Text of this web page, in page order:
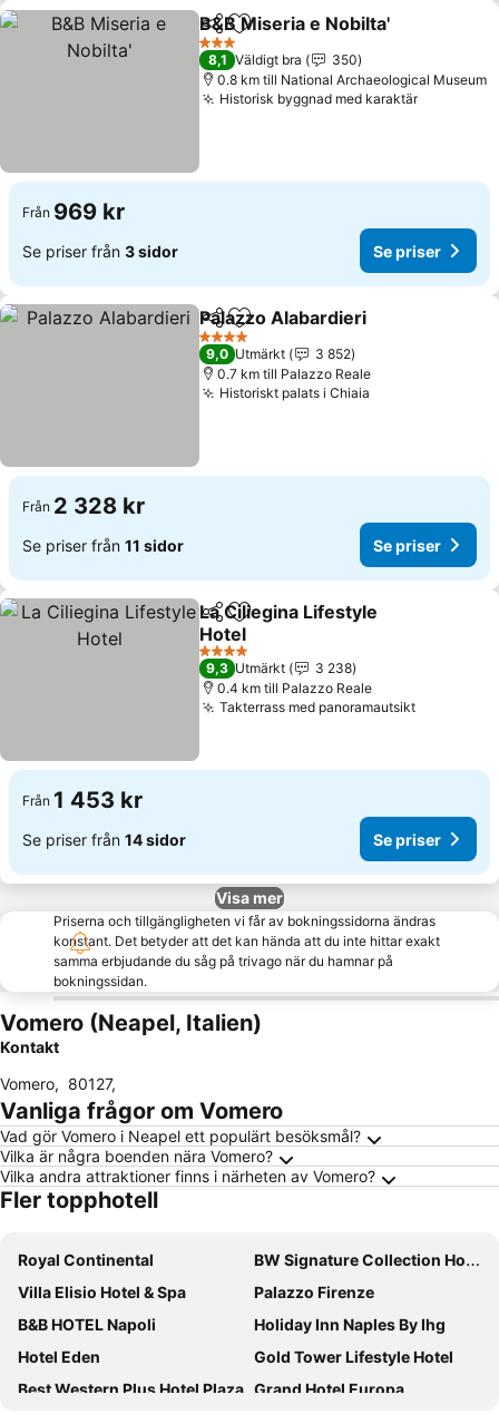
Dela Lägg till i Mina Favoriter
B&B Miseria e Nobilta'
3 Stjärnor
8,1 Väldigt bra
350
0.8 km till National Archaeological Museum
Historisk byggnad med karaktär
Från 969 kr
Se priser från 3 sidor Se priser
Dela Lägg till i Mina Favoriter
Palazzo Alabardieri
4 Stjärnor
9,0 Utmärkt
3 852
0.7 km till Palazzo Reale
Historiskt palats i Chiaia
Från 2 328 kr
Se priser från 11 sidor Se priser
Dela Lägg till i Mina Favoriter
La Ciliegina Lifestyle
Hotel
4 Stjärnor
9,3 Utmärkt
3 238
0.4 km till Palazzo Reale
Takterrass med panoramautsikt
Från 1 453 kr
Se priser från 14 sidor Se priser
Visa mer
Priserna och tillgängligheten vi får av bokningssidorna ändras
konstant. Det betyder att det kan hända att du inte hittar exakt
samma erbjudande du såg på trivago när du hamnar på
bokningssidan.
Vomero (Neapel, Italien)
Kontakt
Vomero, 80127,
Vanliga frågor om Vomero
Vad gör Vomero i Neapel ett populärt besöksmål?
Vilka är några boenden nära Vomero?
Vilka andra attraktioner finns i närheten av Vomero?
Fler topphotell
Royal Continental
BW Signature Collection Hotel Paradiso
Villa Elisio Hotel & Spa
Palazzo Firenze
B&B HOTEL Napoli
Holiday Inn Naples By Ihg
Hotel Eden
Gold Tower Lifestyle Hotel
Best Western Plus Hotel Plaza Grand Hotel Europa